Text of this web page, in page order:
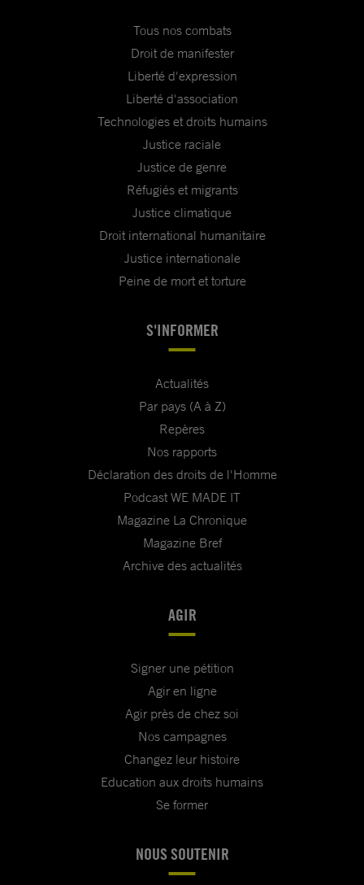
Tous nos combats
Droit de manifester
Liberté d'expression
Liberté d'association
Technologies et droits humains
Justice raciale
Justice de genre
Réfugiés et migrants
Justice climatique
Droit international humanitaire
Justice internationale
Peine de mort et torture
S'INFORMER
Actualités
Par pays (A à Z)
Repères
Nos rapports
Déclaration des droits de l'Homme
Podcast WE MADE IT
Magazine La Chronique
Magazine Bref
Archive des actualités
AGIR
Signer une pétition
Agir en ligne
Agir près de chez soi
Nos campagnes
Changez leur histoire
Education aux droits humains
Se former
NOUS SOUTENIR